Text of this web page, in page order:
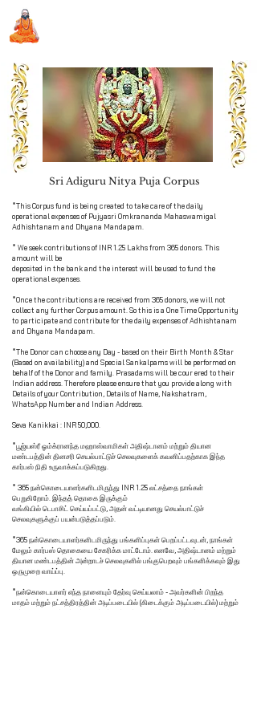
Sri Adiguru Nitya Puja Corpus
Book Seva
*This Corpus fund is being created to take care of the daily
operational expenses of Pujyasri Omkrananda Mahaswamigal
Adhishtanam and Dhyana Mandapam.
* We seek contributions of INR 1.25 Lakhs from 365 donors. This
amount will be
deposited in the bank and the interest will be used to fund the
operational expenses.
*Once the contributions are received from 365 donors, we will not
collect any further Corpus amount. So this is a One Time Opportunity
to participate and contribute for the daily expenses of Adhishtanam
and Dhyana Mandapam.
*The Donor can choose any Day - based on their Birth Month & Star
(Based on availability) and Special Sankalpams will be performed on
behalf of the Donor and family. Prasadams will be cour ered to their
Indian address. Therefore please ensure that you provide along with
Details of your Contribution, Details of Name, Nakshatram,
WhatsApp Number and Indian Address.
Seva Kanikkai : INR 50,000.
*பூஜ்யஸ்ரீ ஓம்க்ரானந்த மஹாஸ்வாமிகள் அதிஷ்டானம் மற்றும் தியான
மண்டபத்தின் தினசரி செயல்பாட்டுச் செலவுகளைக் கவனிப்பதற்காக இந்த
கார்பஸ் நிதி உருவாக்கப்படுகிறது.
* 365 நன்கொடையாளர்களிடமிருந்து INR 1.25 லட்சத்தை நாங்கள்
பெறுகிறோம். இந்தத் தொகை இருக்கும்
வங்கியில் டெபாசிட் செய்யப்பட்டு, அதன் வட்டியானது செயல்பாட்டுச்
செலவுகளுக்குப் பயன்படுத்தப்படும்.
*365 நன்கொடையாளர்களிடமிருந்து பங்களிப்புகள் பெறப்பட்டவுடன், நாங்கள்
மேலும் கார்பஸ் தொகையை சேகரிக்க மாட்டோம். எனவே, அதிஷ்டானம் மற்றும்
தியான மண்டபத்தின் அன்றாடச் செலவுகளில் பங்குபெறவும் பங்களிக்கவும் இது
ஒருமுறை வாய்ப்பு.
*நன்கொடையாளர் எந்த நாளையும் தேர்வு செய்யலாம் - அவர்களின் பிறந்த
மாதம் மற்றும் நட்சத்திரத்தின் அடிப்படையில் (கிடைக்கும் அடிப்படையில்) மற்றும்